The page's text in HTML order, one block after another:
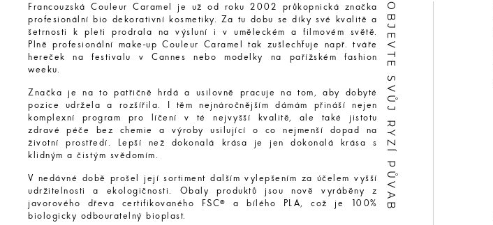
Francouzská Couleur Caramel je už od roku 2002 průkopnická značka
profesionální bio dekorativní kosmetiky. Za tu dobu se díky své kvalitě a
šetrnosti k pleti prodrala na výsluní i v uměleckém a filmovém světě.
Plně profesionální make-up Couleur Caramel tak zušlechťuje např. tváře
hereček na festivalu v Cannes nebo modelky na pařížském fashion
weeku.
Značka je na to patřičně hrdá a usilovně pracuje na tom, aby dobyté
pozice udržela a rozšířila. I těm nejnáročnějším dámám přináší nejen
komplexní program pro líčení v té nejvyšší kvalitě, ale také jistotu
zdravé péče bez chemie a výroby usilující o co nejmenší dopad na
životní prostředí. Lepší než dokonalá krása je jen dokonalá krása s
klidným a čistým svědomím.
V nedávné době prošel její sortiment dalším vylepšením za účelem vyšší
udržitelnosti a ekologičnosti. Obaly produktů jsou nově vyráběny z
javorového dřeva certifikovaného FSC® a bílého PLA, což je 100%
biologicky odbouratelný bioplast.
OBJEVTE SVŮJ RYZÍ PŮVAB